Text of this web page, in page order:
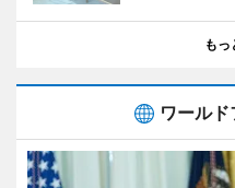
もっ
ワール